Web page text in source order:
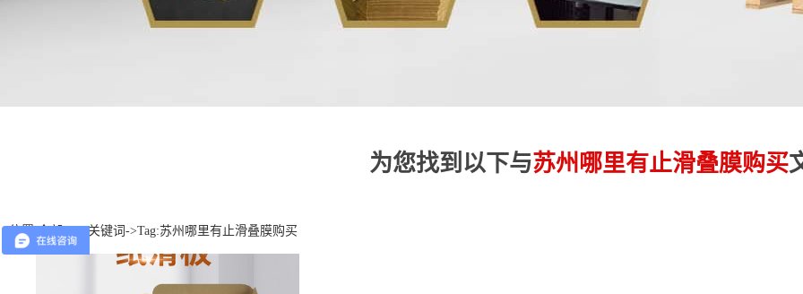
为您找到以下与苏州哪里有止滑叠膜购买
位置: 全部TAG关键词 ->Tag:苏州哪里有止滑叠膜购买